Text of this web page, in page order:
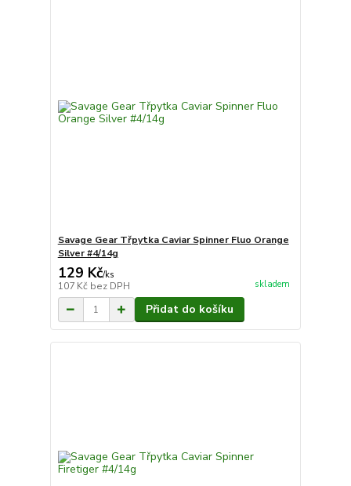
Savage Gear Třpytka Caviar Spinner Fluo Orange
Silver #4/14g
129 Kč/ks
107 Kč bez DPH skladem
Přidat do košíku